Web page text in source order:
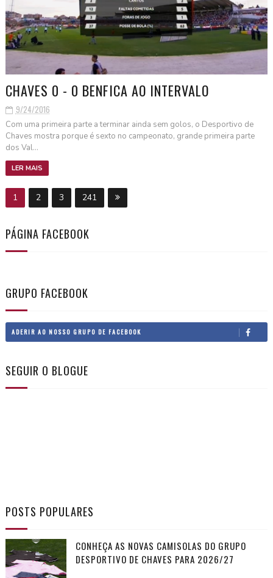
CHAVES 0 - 0 BENFICA AO INTERVALO
9/24/2016
Com uma primeira parte a terminar ainda sem golos, o Desportivo de
Chaves mostra porque é sexto no campeonato, grande primeira parte
dos Val...
LER MAIS
1 2 3 241
PÁGINA FACEBOOK
GRUPO FACEBOOK
ADERIR AO NOSSO GRUPO DE FACEBOOK
SEGUIR O BLOGUE
POSTS POPULARES
CONHEÇA AS NOVAS CAMISOLAS DO GRUPO
DESPORTIVO DE CHAVES PARA 2026/27